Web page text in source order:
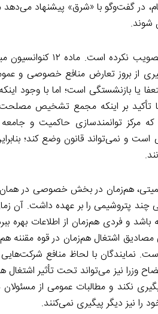
در گفت‌وگو با «شرق» پیشنهاد
شوند.
ایران اگرچه به کنوانسیون مبارزه با فساد پیوسته اما هنوز قانون منسجم و واحدی برای تعارض
پنجم ماده ۱۱ این کنوانسیون هم بر جلوگیری از بروز تعارض منافع
بازنشستگی است؛ اما با وجود اینکه
با تأکید بر اینکه مجمع تشخیص
مرکز توانمندسازی حاکمیت و
نمی‌تواند قانون وضع کند؛
هم‌زمان در بخش خصوصی در
چند پتروشیمی را بر عهده داشت. آن
و فردی هم‌زمان از اطلاعات بهره
اشتغال هم‌زمان در قوه مقننه هم
نمایندگان با لحاظ منافع
وزرا نیز می‌تواند تحت تأثیر اشتغال
نکند و مطالبات عمومی از مسئولان
را نیز دیگر پیگیری نمی‌کنند.